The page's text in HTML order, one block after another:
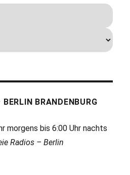
BRANDENBURG
morgens bis 6:00 Uhr nachts
Radios – Berlin